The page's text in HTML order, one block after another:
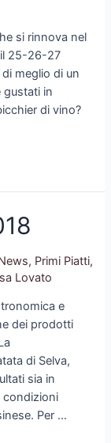
si rinnova nel
25-26-27
meglio di un
gustati in
di vino?
, Primi Piatti,
Lovato
e
dei prodotti
di Selva,
sia in
condizioni
Per …